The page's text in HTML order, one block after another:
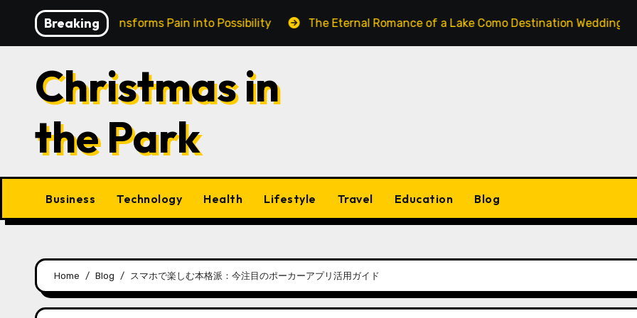
content
Breaking
in Cairns Transforms Pain into Possibility The Eternal Romance of a Lake Como Destination Wedding: Where
Christmas in
the Park
Business Technology Health Lifestyle Travel Education Blog
Home Blog スマホで楽しむ本格派：今注目のポーカーアプリ活用ガイド